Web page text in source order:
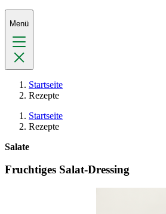
Menü
Startseite
Rezepte
Startseite
Rezepte
Salate
Fruchtiges Salat-Dressing